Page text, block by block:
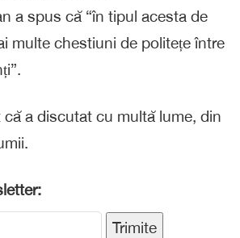
a spus că “în tipul acesta de
multe chestiuni de politețe între
că a discutat cu multă lume, din
Trimite